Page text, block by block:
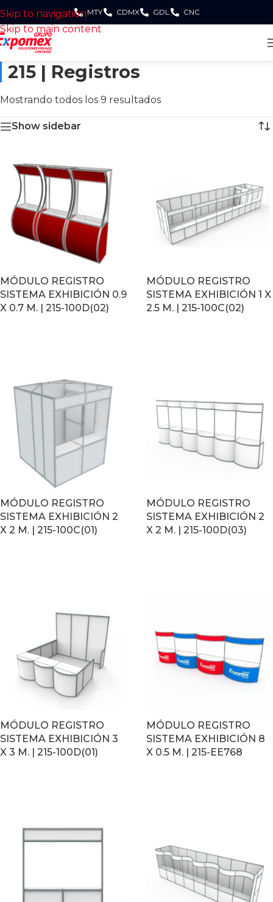
Skip to navigation
Skip to main content
MTY CDMX GDL CNC
215 | Registros
Mostrando todos los 9 resultados
Show sidebar
MÓDULO REGISTRO
SISTEMA EXHIBICIÓN 0.9
X 0.7 M. | 215-100D(02)
MÓDULO REGISTRO
SISTEMA EXHIBICIÓN 1 X
2.5 M. | 215-100C(02)
MÓDULO REGISTRO
SISTEMA EXHIBICIÓN 2
X 2 M. | 215-100C(01)
MÓDULO REGISTRO
SISTEMA EXHIBICIÓN 2
X 2 M. | 215-100D(03)
MÓDULO REGISTRO
SISTEMA EXHIBICIÓN 3
X 3 M. | 215-100D(01)
MÓDULO REGISTRO
SISTEMA EXHIBICIÓN 8
X 0.5 M. | 215-EE768